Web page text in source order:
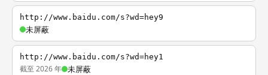
http://www.baidu.com/s?wd=hey9
未屏蔽
http://www.baidu.com/s?wd=hey1
截至 2026 年 未屏蔽